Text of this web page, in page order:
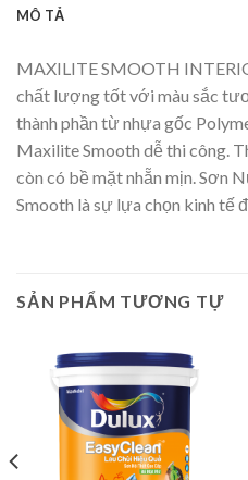
MÔ TẢ
MAXILITE SMOOTH
chất lượng tốt với màu sắc
thành phần từ nhựa gốc
Maxilite Smooth dễ thi công.
còn có bề mặt nhẵn mịn. Sơn
Smooth là sự lựa chọn kinh tế
SẢN PHẨM TƯƠNG TỰ